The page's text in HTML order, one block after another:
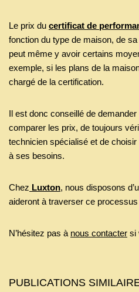
Le prix du certificat de
fonction du type de maison, de
peut même y avoir certains
exemple, si les plans de la
chargé de la certification.
Il est donc conseillé de
comparer les prix, de toujours
technicien spécialisé et de choisir
à ses besoins.
Chez Luxton, nous disposons
aideront à traverser ce
N’hésitez pas à nous contacter si
PUBLICATIONS